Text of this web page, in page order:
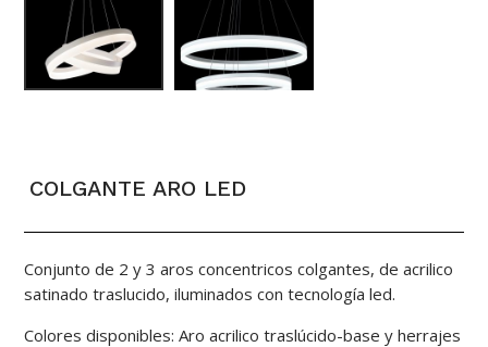
COLGANTE ARO LED
Conjunto de 2 y 3 aros concentricos colgantes, de acrilico
satinado traslucido, iluminados con tecnología led.
Colores disponibles: Aro acrilico traslúcido-base y herrajes